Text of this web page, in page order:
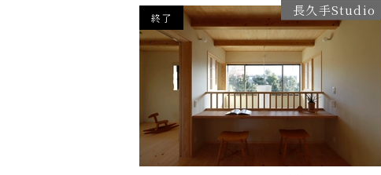
終了 長久手Studio